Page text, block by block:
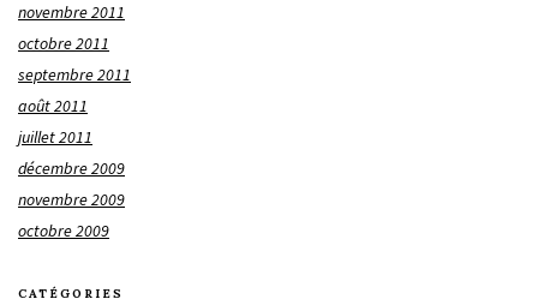
novembre 2011
octobre 2011
septembre 2011
août 2011
juillet 2011
décembre 2009
novembre 2009
octobre 2009
CATÉGORIES